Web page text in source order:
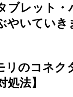
ブレット・
やいていき
リのコネク
処法】